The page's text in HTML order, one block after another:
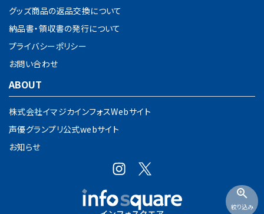
zoom_in
絞り込み
グッズ商品の返品交換について
納品書・領収書の発行について
プライバシーポリシー
お問い合わせ
ABOUT
株式会社イマジカインフォスWebサイト
声優グランプリ公式webサイト
お知らせ